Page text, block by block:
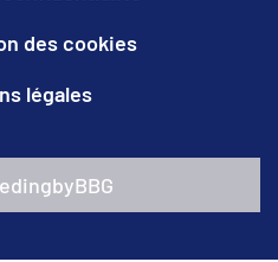
des cookies
légales